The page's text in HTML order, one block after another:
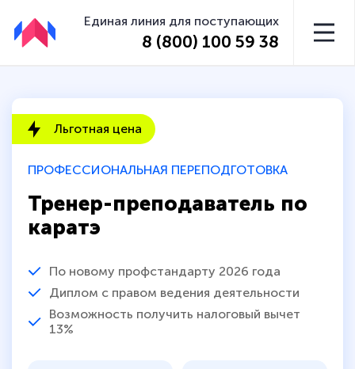
Единая линия для поступающих
8 (800) 100 59 38
ПРОФЕССИОНАЛЬНАЯ ПЕРЕПОДГОТОВКА
Тренер-преподаватель по
каратэ
По новому профстандарту 2026 года
Диплом с правом ведения деятельности
Возможность получить налоговый вычет
13%
Льготная цена